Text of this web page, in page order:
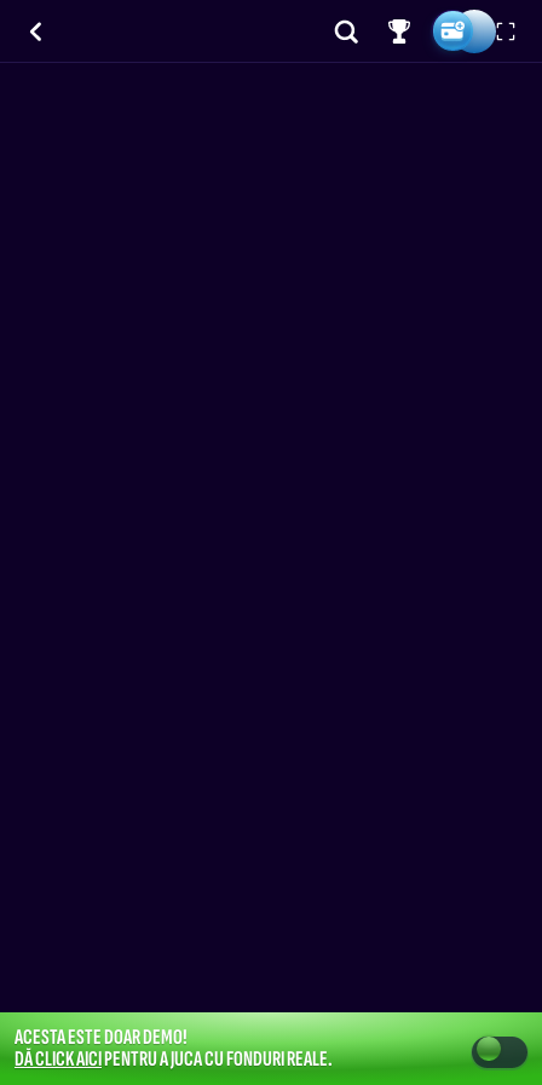
ACESTA ESTE DOAR DEMO!
DĂ CLICK AICIPENTRU A JUCA CU FONDURI REALE.